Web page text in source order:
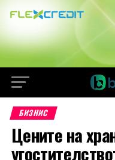
БИЗНИС
Цените на